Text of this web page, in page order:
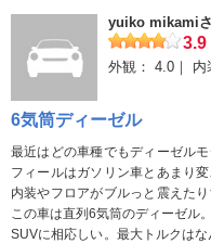
yuiko mikami
3.9
外観： 4.0 内
6気筒ディーゼル
最近はどの車種でもディーゼル
フィールはガソリン車とあまり
内装やフロアがブルっと震えた
この車は直列6気筒のディーゼル
SUVに相応しい。最大トルクは